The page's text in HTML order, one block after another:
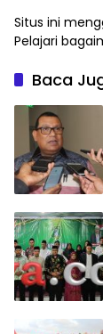
Situs ini
Pelajari
Baca